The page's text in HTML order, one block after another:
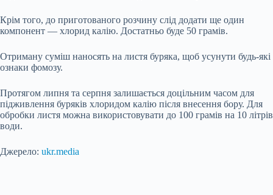
Крім того, до приготованого розчину слід додати ще один
компонент — хлорид калію. Достатньо буде 50 грамів.
Отриману суміш наносять на листя буряка, щоб усунути будь-які
ознаки фомозу.
Протягом липня та серпня залишається доцільним часом для
підживлення буряків хлоридом калію після внесення бору. Для
обробки листя можна використовувати до 100 грамів на 10 літрів
води.
Джерело: ukr.media